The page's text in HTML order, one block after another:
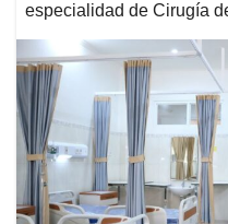
especialidad de Cirugía